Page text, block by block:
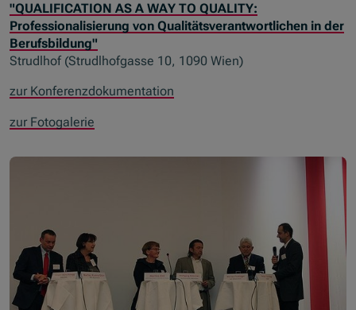
"QUALIFICATION AS A WAY TO QUALITY:
Professionalisierung von Qualitätsverantwortlichen in der
Berufsbildung"
Strudlhof (Strudlhofgasse 10, 1090 Wien)
zur Konferenzdokumentation
zur Fotogalerie